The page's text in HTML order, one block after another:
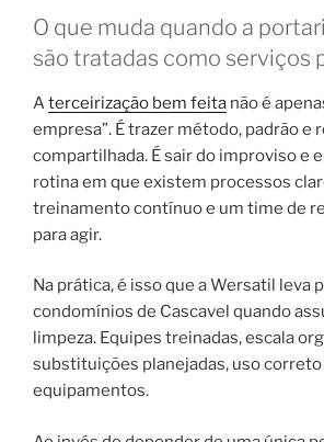
O que muda quando a
são tratadas como serviços
Aterceirização bem feita não é
empresa”. É trazer método, padrão e
compartilhada. É sair do improviso e
rotina em que existem processos
treinamento contínuo e um time de
para agir.
Na prática, é isso que a Wersatil leva
condomínios de Cascavel quando
limpeza. Equipes treinadas, escala
substituições planejadas, uso
equipamentos.